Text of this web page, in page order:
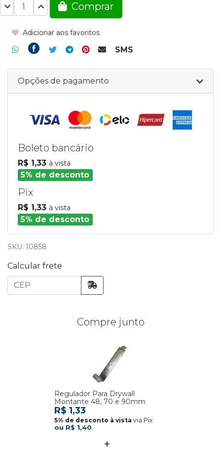
Comprar
Adicionar aos favoritos
SMS
Opções de pagamento
Boleto bancário
R$ 1,33 à vista
5% de desconto
Pix
R$ 1,33 à vista
5% de desconto
SKU: 10858
Calcular frete
Compre junto
Regulador Para Drywall
Montante 48, 70 e 90mm
R$ 1,40
R$ 1,33
via Pix